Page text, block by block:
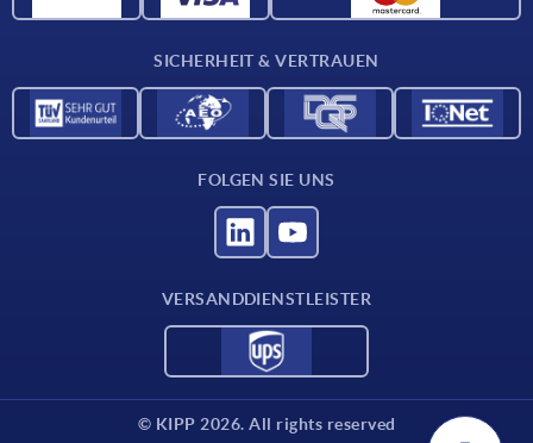
SICHERHEIT & VERTRAUEN
FOLGEN SIE UNS
VERSANDDIENSTLEISTER
© KIPP 2026. All rights reserved